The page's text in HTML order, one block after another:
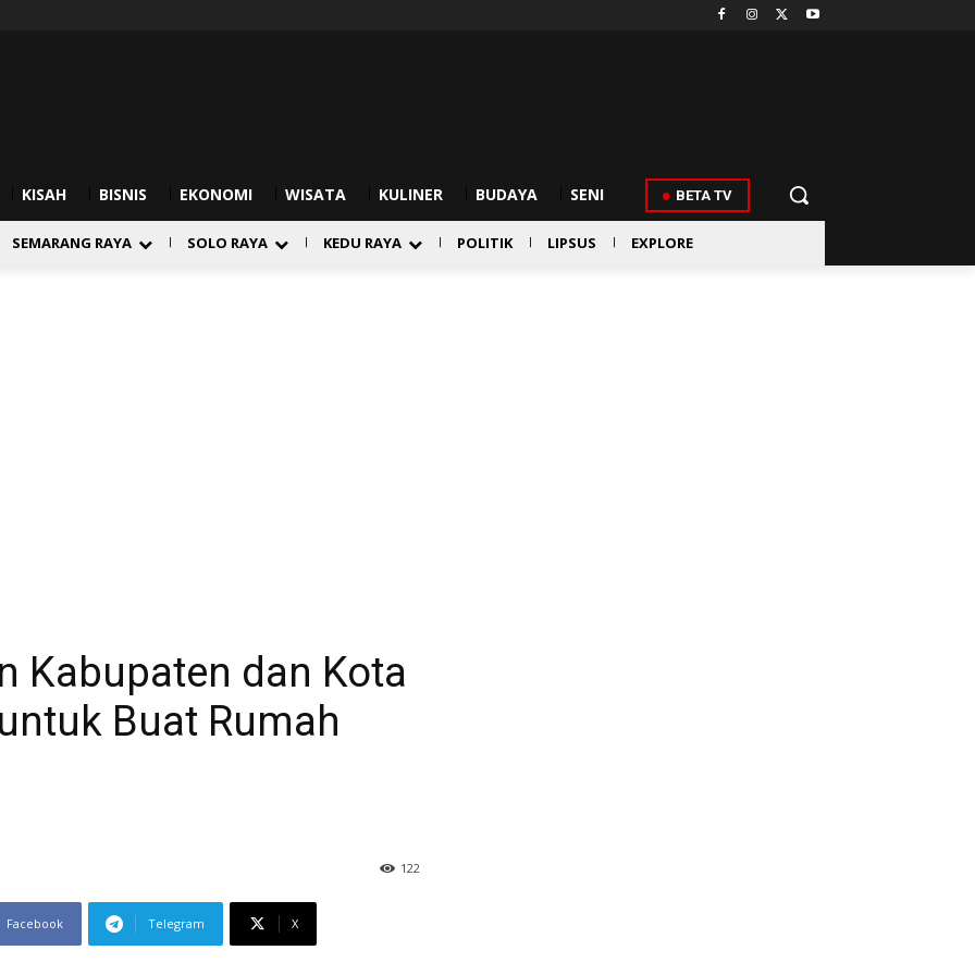
KISAH BISNIS EKONOMI WISATA KULINER BUDAYA SENI BETA TV
SEMARANG RAYA SOLO RAYA KEDU RAYA POLITIK LIPSUS EXPLORE
Kabupaten dan Kota
Buat Rumah
122
Facebook Telegram X